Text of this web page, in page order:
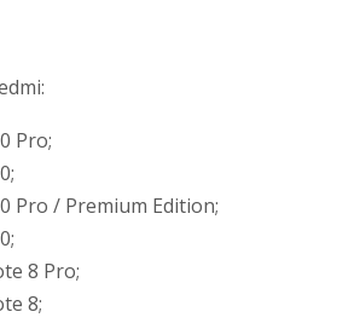
Pro;
Pro / Premium Edition;
8 Pro;
8;